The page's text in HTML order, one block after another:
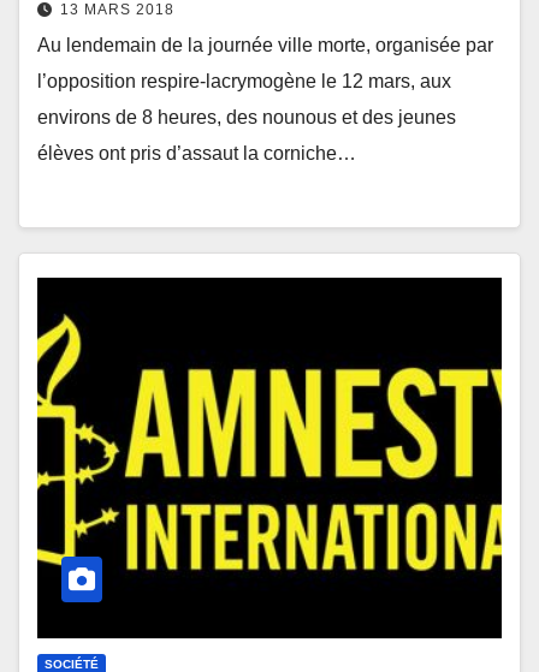
13 MARS 2018
Au lendemain de la journée ville morte, organisée par
l’opposition respire-lacrymogène le 12 mars, aux
environs de 8 heures, des nounous et des jeunes
élèves ont pris d’assaut la corniche…
SOCIÉTÉ